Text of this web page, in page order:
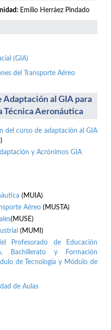
Emilio Herráez Pindado
(GIA)
del Transporte Aéreo
Adaptación al GIA para
Técnica Aeronáutica
del curso de adaptación al GIA
y Acrónimos GIA
(MUIA)
Aéreo (MUSTA)
(MUSE)
(MUMI)
Profesorado de Educación
Bachillerato y Formación
de Tecnología y Módulo de
de Aulas